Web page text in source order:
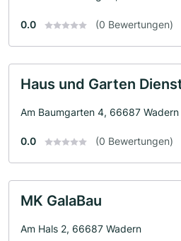
0.0 (0 Bewertungen)
Haus und Garten
Am Baumgarten 4, 66687 Wadern
0.0 (0 Bewertungen)
MK GalaBau
Am Hals 2, 66687 Wadern